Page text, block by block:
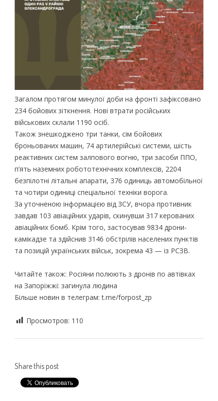
Загалом протягом минулої доби на фронті зафіксовано
234 бойових зіткнення. Нові втрати російських
військових склали 1190 осіб.
Також знешкоджено три танки, сім бойових
броньованих машин, 74 артилерійські системи, шість
реактивних систем залпового вогню, три засоби ППО,
п’ять наземних робототехнічних комплексів, 2204
безпілотні літальні апарати, 376 одиниць автомобільної
та чотири одиниці спеціальної техніки ворога.
За уточненою інформацією від ЗСУ, вчора противник
завдав 103 авіаційних ударів, скинувши 317 керованих
авіаційних бомб. Крім того, застосував 9834 дрони-
камікадзе та здійснив 3146 обстрілів населених пунктів
та позицій українських військ, зокрема 43 — із РСЗВ.
Читайте також: Росіяни полюють з дронів по автівках
на Запоріжжі: загинула людина
Більше новин в телеграм: t.me/forpost_zp
Просмотров: 110
Share this post